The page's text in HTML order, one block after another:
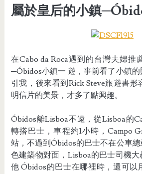
TAIWAN
TRAVEL STUFFFS
屬於皇后的小鎮
在Cabo da Roca遇到的台灣夫婦推
─Óbidos小鎮一 遊，事前看了小鎮
引我，後來看到Rick Steve旅遊書
明信片的美景，才多了點興趣。
Óbidos離Lisboa不遠，從Lisboa的
轉搭巴士，車程約1小時，Campo
站，不過到Óbidos的巴士不在公車
色建築物對面，Lisboa的巴士司機
他 Óbidos的巴士在哪裡時，還可以